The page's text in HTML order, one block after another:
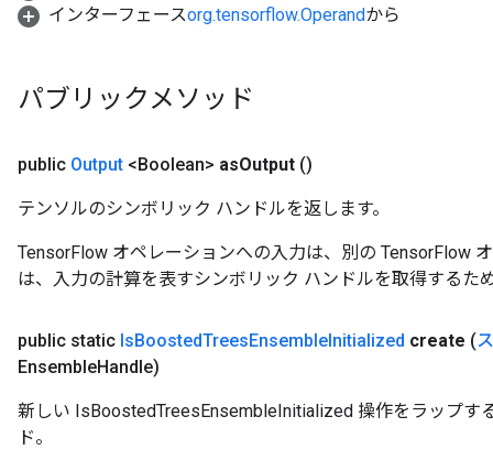
インターフェースorg.tensorflow.Operandから
パブリックメソッド
public Output <Boolean> asOutput ()
テンソルのシンボリック ハンドルを返します。
TensorFlow オペレーションへの入力は、別の TensorFlow
は、入力の計算を表すシンボリック ハンドルを取得するた
public static IsBoostedTreesEnsembleInitialized create (
EnsembleHandle)
新しい IsBoostedTreesEnsembleInitialized 操作をラップす
ド。